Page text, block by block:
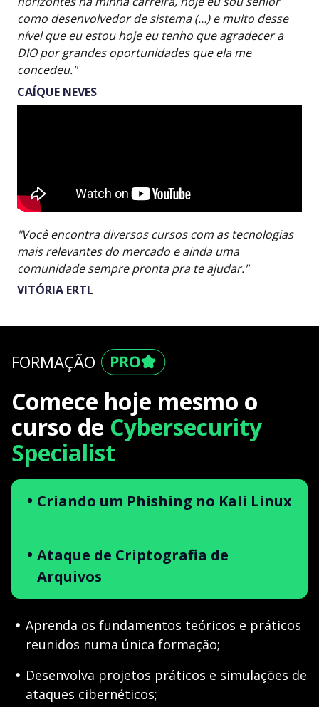
como desenvolvedor de sistema (…) e muito desse
nível que eu estou hoje eu tenho que agradecer a
DIO por grandes oportunidades que ela me
concedeu."
CAÍQUE NEVES
"Você encontra diversos cursos com as tecnologias
mais relevantes do mercado e ainda uma
comunidade sempre pronta pra te ajudar."
VITÓRIA ERTL
FORMAÇÃO
Comece hoje mesmo o
curso de Cybersecurity
Specialist
Criando um Phishing no Kali Linux
Ataque de Criptografia de
Arquivos
Aprenda os fundamentos teóricos e práticos
reunidos numa única formação;
Desenvolva projetos práticos e simulações de
ataques cibernéticos;